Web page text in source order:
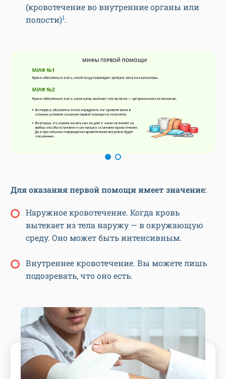
(кровотечение во внутренние органы или
полости)1.
Для оказания первой помощи имеет значение:
Наружное кровотечение. Когда кровь
вытекает из тела наружу — в окружающую
среду. Оно может быть интенсивным.
Внутреннее кровотечение. Вы можете лишь
подозревать, что оно есть.